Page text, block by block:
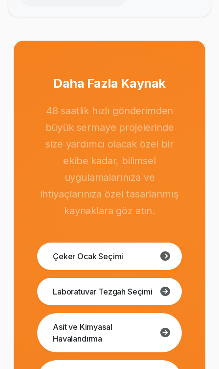
Daha Fazla Kaynak
48 saatlik hızlı gönderimden
büyük sermaye projelerinde
size yardımcı olacak özel bir
ekibe kadar, bilimsel
uygulamalarınıza ve
ihtiyaçlarınıza özel tasarlanmış
kaynaklara göz atın.
Çeker Ocak Seçimi
Laboratuvar Tezgah Seçimi
Asit ve Kimyasal
Havalandırma